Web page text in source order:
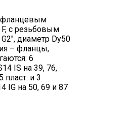
фланцевым
с резьбовым
диаметр Dу50
– фланцы,
6
IS на 39, 76,
пласт. и 3
IG на 50, 69 и 87